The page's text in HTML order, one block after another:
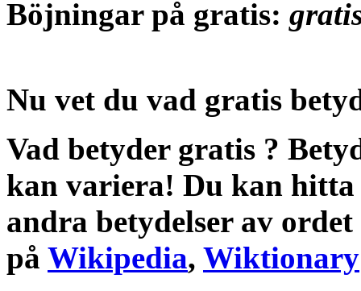
Böjningar på gratis:
Nu vet du vad gratis
Vad betyder gratis ?
kan variera! Du kan
andra betydelserav ordet
på Wikipedia, Wiktionary